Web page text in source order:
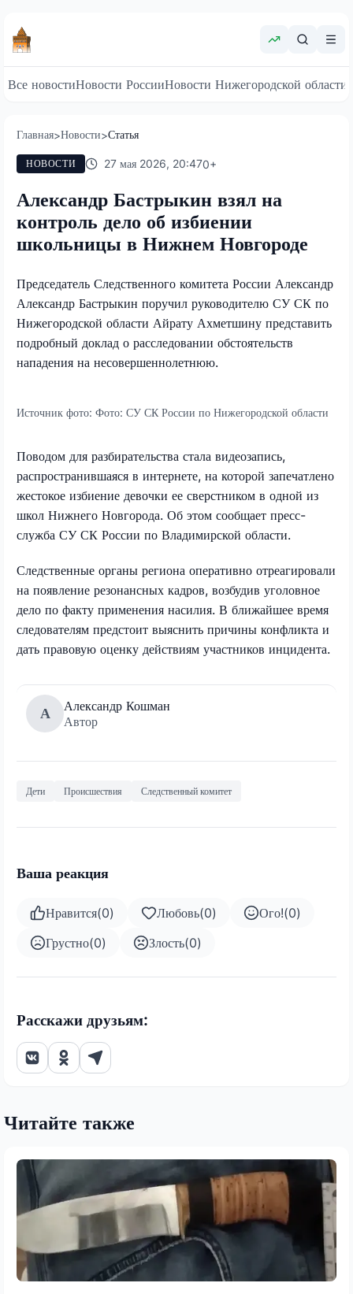
Все новостиНовости РоссииНовости Нижегородской области
Главная>Новости>Статья
НОВОСТИ 27 мая 2026, 20:470+
Александр Бастрыкин взял на
контроль дело об избиении
школьницы в Нижнем Новгороде
Председатель Следственного комитета России Александр
Александр Бастрыкин поручил руководителю СУ СК по
Нижегородской области Айрату Ахметшину представить
подробный доклад о расследовании обстоятельств
нападения на несовершеннолетнюю.
Источник фото: Фото: СУ СК России по Нижегородской области
Поводом для разбирательства стала видеозапись,
распространившаяся в интернете, на которой запечатлено
жестокое избиение девочки ее сверстником в одной из
школ Нижнего Новгорода. Об этом сообщает пресс-
служба СУ СК России по Владимирской области.
Следственные органы региона оперативно отреагировали
на появление резонансных кадров, возбудив уголовное
дело по факту применения насилия. В ближайшее время
следователям предстоит выяснить причины конфликта и
дать правовую оценку действиям участников инцидента.
А
Александр Кошман
Автор
Дети Происшествия Следственный комитет
Ваша реакция
Нравится(0) Любовь(0) Ого!(0)
Грустно(0) Злость(0)
Расскажи друзьям:
Читайте также